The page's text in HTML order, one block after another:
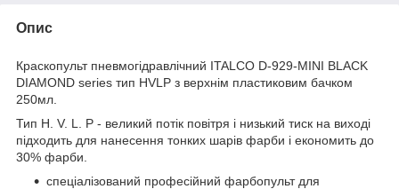
Опис
Краскопульт пневмогідравлічний ITALCO D-929-MINI BLACK
DIAMOND series тип HVLP з верхнім пластиковим бачком
250мл.
Тип H. V. L. P - великий потік повітря і низький тиск на виході
підходить для нанесення тонких шарів фарби і економить до
30% фарби.
спеціалізований професійний фарбопульт для